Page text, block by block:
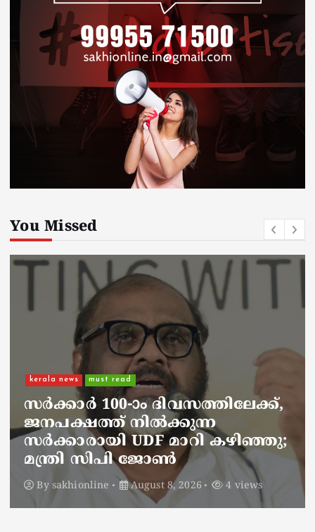
You Missed
നാടെങ്ങും പൊലീസ് തിരയുന്നു,
ചായകുടിക്കാൻ എടപ്പാളിലെത്തി
അർജുൻ ആയങ്കി;
സഞ്ചരിക്കുന്നത് വാഹനങ്ങൾ
മാറ്റി
By sakhionline August 8, 2026 6 views